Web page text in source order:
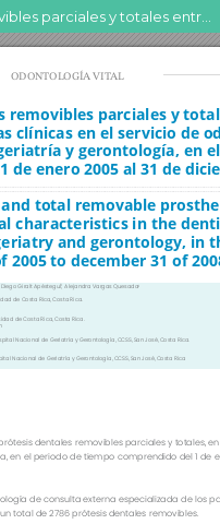
Comparación de prótesis removibles parciales y totales entregadas según sus características clínicas en el servicio de odontología del hospital nacional de geriatría y gerontología, en el período 1 de enero 2005 al 31 de diciembre 2008